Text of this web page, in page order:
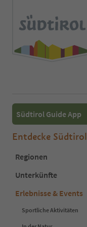
Südtirol Guide App
Entdecke Südtirol
Regionen
Unterkünfte
Erlebnisse & Events
Sportliche Aktivitäten